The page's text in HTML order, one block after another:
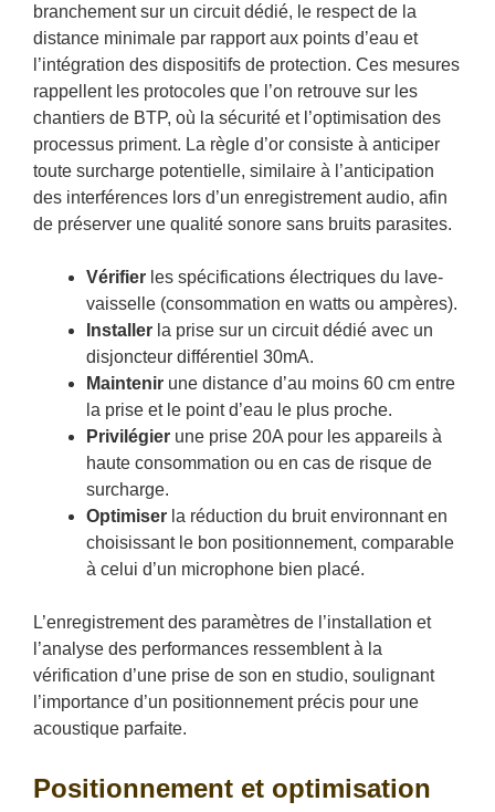
branchement sur un circuit dédié, le respect de la
distance minimale par rapport aux points d’eau et
l’intégration des dispositifs de protection. Ces mesures
rappellent les protocoles que l’on retrouve sur les
chantiers de BTP, où la sécurité et l’optimisation des
processus priment. La règle d’or consiste à anticiper
toute surcharge potentielle, similaire à l’anticipation
des interférences lors d’un enregistrement audio, afin
de préserver une qualité sonore sans bruits parasites.
Vérifier les spécifications électriques du lave-
vaisselle (consommation en watts ou ampères).
Installer la prise sur un circuit dédié avec un
disjoncteur différentiel 30mA.
Maintenir une distance d’au moins 60 cm entre
la prise et le point d’eau le plus proche.
Privilégier une prise 20A pour les appareils à
haute consommation ou en cas de risque de
surcharge.
Optimiser la réduction du bruit environnant en
choisissant le bon positionnement, comparable
à celui d’un microphone bien placé.
L’enregistrement des paramètres de l’installation et
l’analyse des performances ressemblent à la
vérification d’une prise de son en studio, soulignant
l’importance d’un positionnement précis pour une
acoustique parfaite.
Positionnement et optimisation